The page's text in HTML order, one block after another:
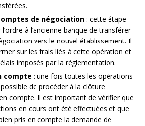
de négociation : cette étape
à l’ancienne banque de transférer
vers le nouvel établissement. Il
sur les frais liés à cette opération et
imposés par la réglementation.
compte : une fois toutes les opérations
de procéder à la clôture
compte. Il est important de vérifier que
en cours ont été effectuées et que
pris en compte la demande de